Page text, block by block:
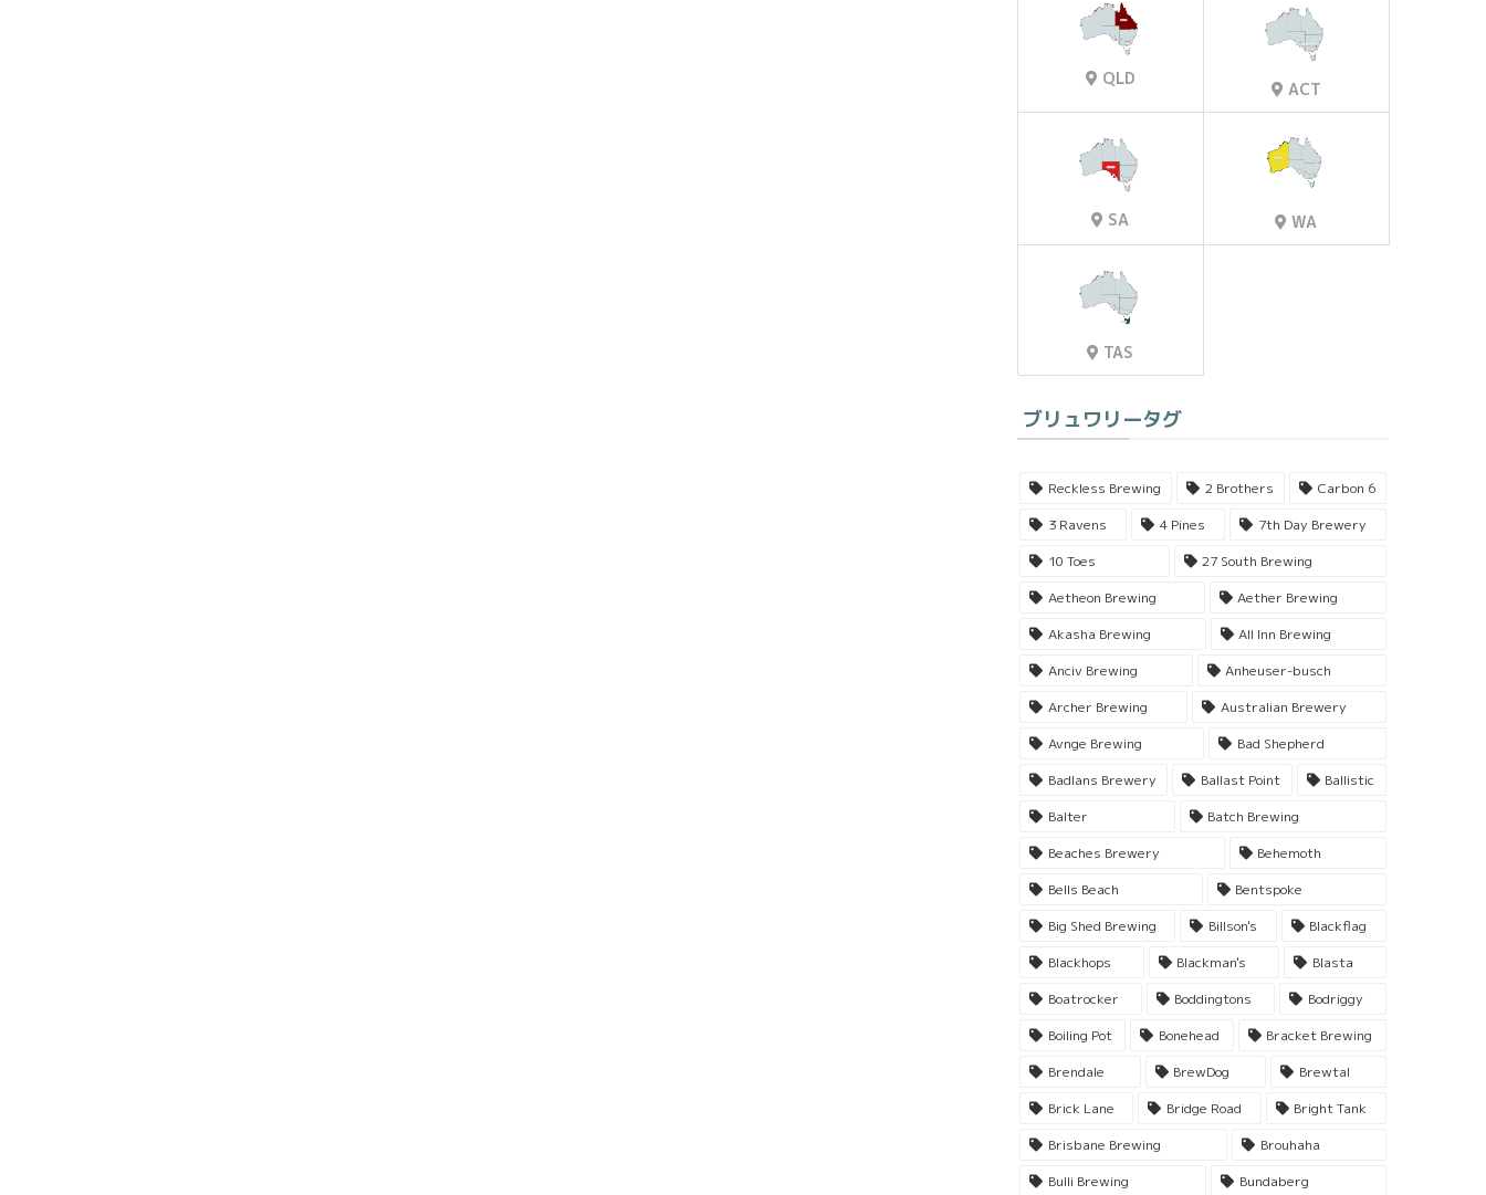
QLD ACT
SA WA
TAS
ブリュワリータグ
Reckless Brewing 2 Brothers
Carbon 6
3 Ravens
4 Pines
7th Day Brewery
10 Toes
27 South Brewing
Aetheon Brewing
Aether Brewing
Akasha Brewing
All Inn Brewing
Anciv Brewing
Anheuser-busch
Archer Brewing
Australian Brewery
Avnge Brewing
Bad Shepherd
Badlans Brewery
Ballast Point
Ballistic
Balter
Batch Brewing
Beaches Brewery
Behemoth
Bells Beach
Bentspoke
Big Shed Brewing
Billson's
Blackflag
Blackhops
Blackman's
Blasta
Boatrocker
Boddingtons
Bodriggy
Boiling Pot
Bonehead
Bracket Brewing
Brendale
BrewDog
Brewtal
Brick Lane
Bridge Road
Bright Tank
Brisbane Brewing
Brouhaha
Bulli Brewing
Bundaberg